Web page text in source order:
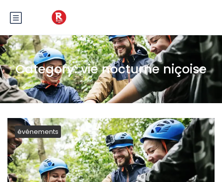
Category:vie nocturne niçoise
événements